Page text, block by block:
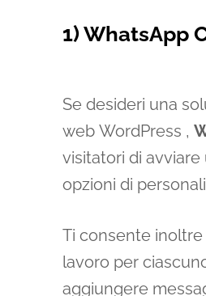
1) WhatsApp
Se desideri una
web WordPress ,
visitatori di
opzioni di
Ti consente inoltre
lavoro per
aggiungere